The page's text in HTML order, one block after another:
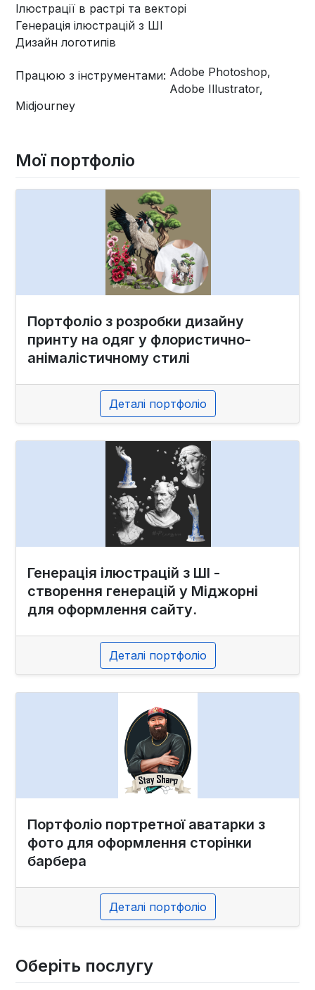
Ілюстрації в растрі та векторі
Генерація ілюстрацій з ШІ
Дизайн логотипів
Працюю з інструментами: Adobe Photoshop,
Adobe Illustrator,
Midjourney
Мої портфоліо
Портфоліо з розробки дизайну
принту на одяг у флористично-
анімалістичному стилі
Деталі портфоліо
Генерація ілюстрацій з ШІ -
створення генерацій у Міджорні
для оформлення сайту.
Деталі портфоліо
Портфоліо портретної аватарки з
фото для оформлення сторінки
барбера
Деталі портфоліо
Оберіть послугу